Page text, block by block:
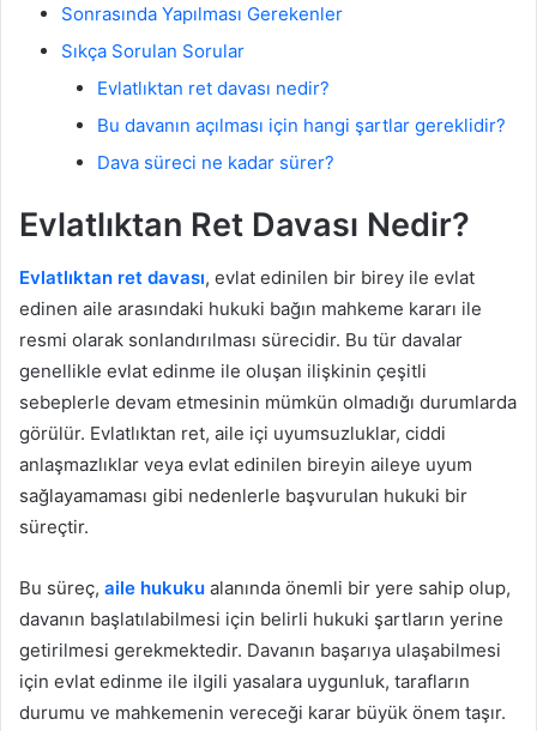
Sonrasında Yapılması Gerekenler
Sıkça Sorulan Sorular
Evlatlıktan ret davası nedir?
Bu davanın açılması için hangi şartlar gereklidir?
Dava süreci ne kadar sürer?
Evlatlıktan Ret Davası Nedir?
Evlatlıktan ret davası, evlat edinilen bir birey ile evlat
edinen aile arasındaki hukuki bağın mahkeme kararı ile
resmi olarak sonlandırılması sürecidir. Bu tür davalar
genellikle evlat edinme ile oluşan ilişkinin çeşitli
sebeplerle devam etmesinin mümkün olmadığı durumlarda
görülür. Evlatlıktan ret, aile içi uyumsuzluklar, ciddi
anlaşmazlıklar veya evlat edinilen bireyin aileye uyum
sağlayamaması gibi nedenlerle başvurulan hukuki bir
süreçtir.
Bu süreç, aile hukuku alanında önemli bir yere sahip olup,
davanın başlatılabilmesi için belirli hukuki şartların yerine
getirilmesi gerekmektedir. Davanın başarıya ulaşabilmesi
için evlat edinme ile ilgili yasalara uygunluk, tarafların
durumu ve mahkemenin vereceği karar büyük önem taşır.